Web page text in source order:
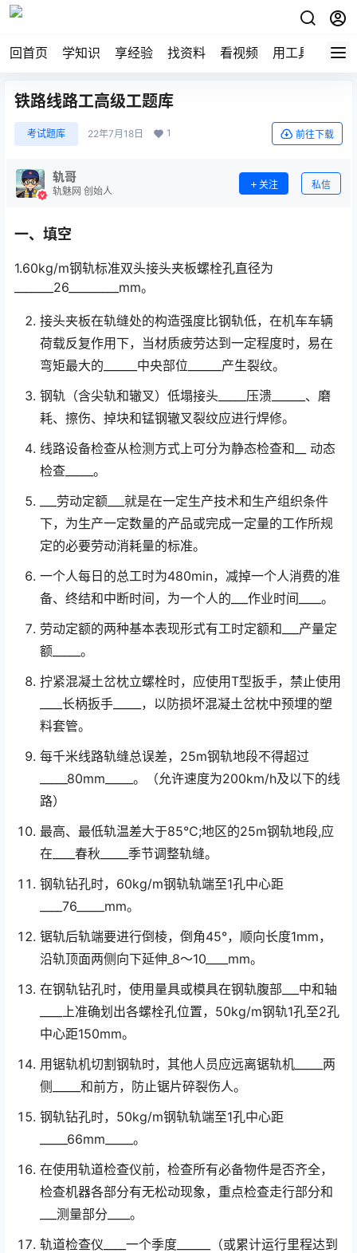
回首页 学知识 享经验 找资料 看视频 用工具 论技
铁路线路工高级工题库
考试题库 22年7月18日 1 前往下载
轨哥
轨魅网 创始人
关注 私信
一、填空
1.60kg/m钢轨标准双头接头夹板螺栓孔直径为
_______26_________mm。
接头夹板在轨缝处的构造强度比钢轨低，在机车车辆
荷载反复作用下，当材质疲劳达到一定程度时，易在
弯矩最大的______中央部位______产生裂纹。
钢轨（含尖轨和辙叉）低塌接头_____压溃______、磨
耗、擦伤、掉块和锰钢辙叉裂纹应进行焊修。
线路设备检查从检测方式上可分为静态检查和__ 动态
检查_____。
___劳动定额___就是在一定生产技术和生产组织条件
下，为生产一定数量的产品或完成一定量的工作所规
定的必要劳动消耗量的标准。
一个人每日的总工时为480min，减掉一个人消费的准
备、终结和中断时间，为一个人的___作业时间____。
劳动定额的两种基本表现形式有工时定额和___产量定
额_____。
拧紧混凝土岔枕立螺栓时，应使用T型扳手，禁止使用
____长柄扳手_____，以防损坏混凝土岔枕中预埋的塑
料套管。
每千米线路轨缝总误差，25m钢轨地段不得超过
_____80mm_____。（允许速度为200km/h及以下的线
路）
最高、最低轨温差大于85℃;地区的25m钢轨地段,应
在____春秋_____季节调整轨缝。
钢轨钻孔时，60kg/m钢轨轨端至1孔中心距
____76_____mm。
锯轨后轨端要进行倒棱，倒角45°，顺向长度1mm，
沿轨顶面两侧向下延伸_8～10____mm。
在钢轨钻孔时，使用量具或模具在钢轨腹部___中和轴
____上准确划出各螺栓孔位置，50kg/m钢轨1孔至2孔
中心距150mm。
用锯轨机切割钢轨时，其他人员应远离锯轨机_____两
侧_____和前方，防止锯片碎裂伤人。
钢轨钻孔时，50kg/m钢轨轨端至1孔中心距
_____66mm_____。
在使用轨道检查仪前，检查所有必备物件是否齐全，
检查机器各部分有无松动现象，重点检查走行部分和
___测量部分____。
轨道检查仪____一个季度______（或累计运行里程达到